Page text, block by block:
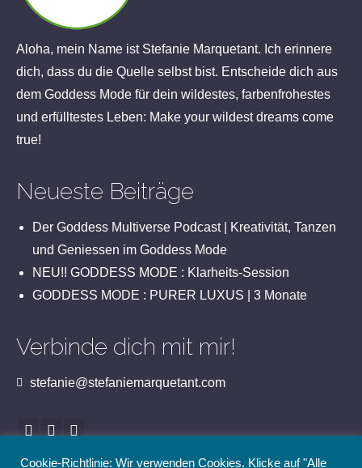
Aloha, mein Name ist Stefanie Marquetant. Ich erinnere
dich, dass du die Quelle selbst bist. Entscheide dich aus
dem Goddess Mode für dein wildestes, farbenfrohestes
und erfülltestes Leben: Make your wildest dreams come
true!
Neueste Beiträge
Der Goddess Multiverse Podcast | Kreativität, Tanzen
und Geniessen im Goddess Mode
NEU!! GODDESS MODE : Klarheits-Session
GODDESS MODE : PURER LUXUS | 3 Monate
Verbinde dich mit mir!
stefanie@stefaniemarquetant.com
Cookie-Richtlinie: Wir verwenden Cookies. Klicke auf "Alle